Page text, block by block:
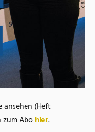
ansehen (Heft
zum Abohier.